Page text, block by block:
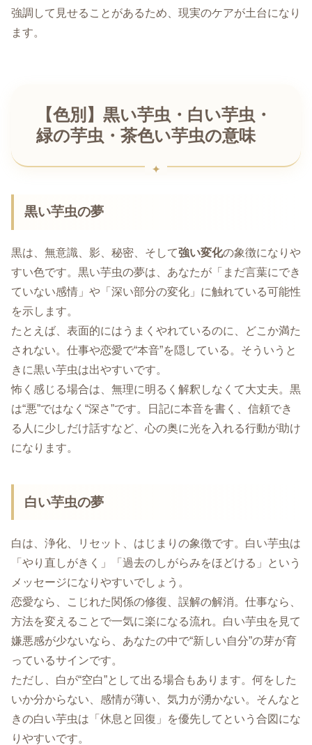
強調して見せることがあるため、現実のケアが土台になり
ます。
【色別】黒い芋虫・白い芋虫・
緑の芋虫・茶色い芋虫の意味
黒い芋虫の夢
黒は、無意識、影、秘密、そして強い変化の象徴になりや
すい色です。黒い芋虫の夢は、あなたが「まだ言葉にでき
ていない感情」や「深い部分の変化」に触れている可能性
を示します。
たとえば、表面的にはうまくやれているのに、どこか満た
されない。仕事や恋愛で“本音”を隠している。そういうと
きに黒い芋虫は出やすいです。
怖く感じる場合は、無理に明るく解釈しなくて大丈夫。黒
は“悪”ではなく“深さ”です。日記に本音を書く、信頼でき
る人に少しだけ話すなど、心の奥に光を入れる行動が助け
になります。
白い芋虫の夢
白は、浄化、リセット、はじまりの象徴です。白い芋虫は
「やり直しがきく」「過去のしがらみをほどける」という
メッセージになりやすいでしょう。
恋愛なら、こじれた関係の修復、誤解の解消。仕事なら、
方法を変えることで一気に楽になる流れ。白い芋虫を見て
嫌悪感が少ないなら、あなたの中で“新しい自分”の芽が育
っているサインです。
ただし、白が“空白”として出る場合もあります。何をした
いか分からない、感情が薄い、気力が湧かない。そんなと
きの白い芋虫は「休息と回復」を優先してという合図にな
りやすいです。